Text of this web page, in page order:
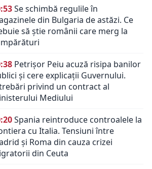
Se schimbă regulile în
din Bulgaria de astăzi. Ce
să știe românii care merg la
Petrișor Peiu acuză risipa banilor
și cere explicații Guvernului.
privind un contract al
Mediului
Spania reintroduce controalele la
cu Italia. Tensiuni între
și Roma din cauza crizei
din Ceuta